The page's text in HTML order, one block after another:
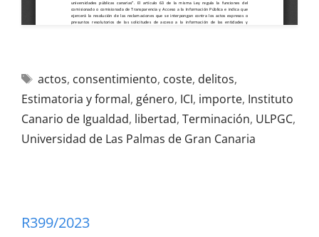
actos, consentimiento, coste, delitos,
Estimatoria y formal, género, ICI, importe, Instituto
Canario de Igualdad, libertad, Terminación, ULPGC,
Universidad de Las Palmas de Gran Canaria
R399/2023